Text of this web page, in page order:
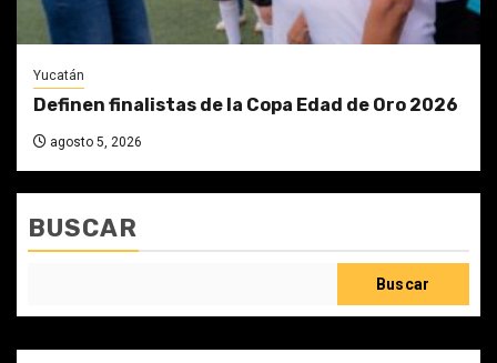
Yucatán
Definen finalistas de la Copa Edad de Oro 2026
agosto 5, 2026
BUSCAR
Buscar